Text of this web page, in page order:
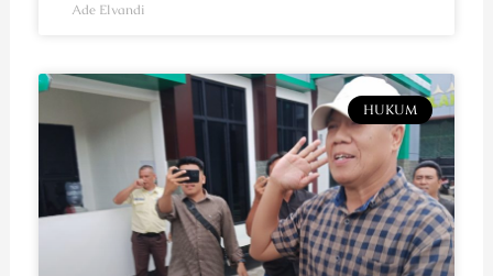
Ade Elvandi
HUKUM